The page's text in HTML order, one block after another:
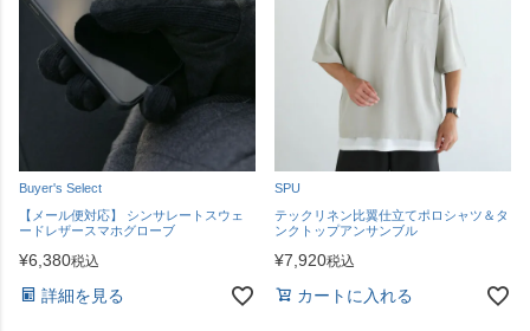
Buyer's Select
【メール便対応】 シンサレートスウェ
ードレザースマホグローブ
¥6,380税込
詳細を見る
SPU
テックリネン比翼仕立てポロシャツ＆タ
ンクトップアンサンブル
¥7,920税込
カートに入れる